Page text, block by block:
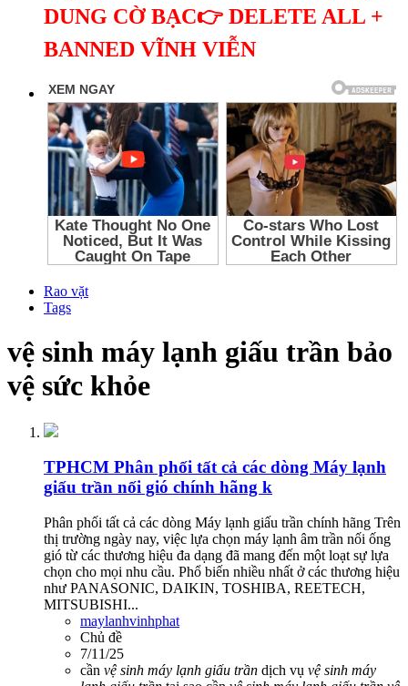
DUNG CỜ BẠC👉 DELETE ALL +
BANNED VĨNH VIỄN
Rao vặt
Tags
vệ sinh máy lạnh giấu trần bảo
vệ sức khỏe
TPHCM Phân phối tất cả các dòng Máy lạnh
giấu trần nối gió chính hãng k
Phân phối tất cả các dòng Máy lạnh giấu trần chính hãng Trên
thị trường ngày nay, việc lựa chọn máy lạnh âm trần nối ống
gió từ các thương hiệu đa dạng đã mang đến một loạt sự lựa
chọn cho mọi nhu cầu. Phổ biến nhiều nhất ở các thương hiệu
như PANASONIC, DAIKIN, TOSHIBA, REETECH,
MITSUBISHI...
maylanhvinhphat
Chủ đề
7/11/25
cần vệ sinh máy lạnh giấu trần dịch vụ vệ sinh máy